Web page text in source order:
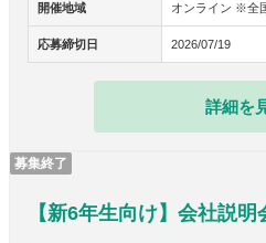
開催地域 オンライン ※全
応募締切日 2026/07/19
詳細を
募集終了
【新6年生向け】会社説明